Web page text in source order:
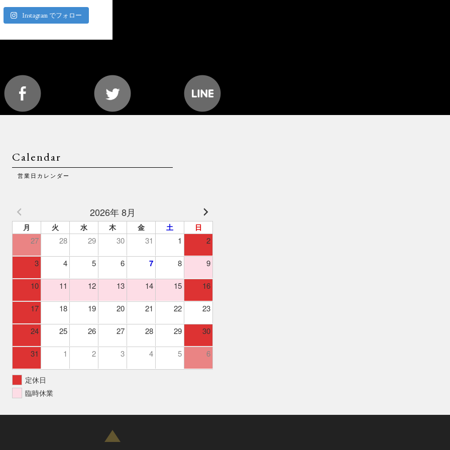
Instagram でフォロー
Calendar
営業日カレンダー
2026年 8月
月 火 水 木 金 土 日
27 28 29 30 31 1 2
3 4 5 6 7 8 9
10 11 12 13 14 15 16
17 18 19 20 21 22 23
24 25 26 27 28 29 30
31 1 2 3 4 5 6
定休日
臨時休業